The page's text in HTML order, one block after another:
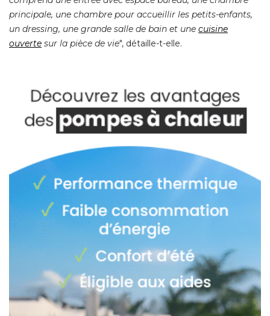
principale, une chambre pour accueillir les petits-enfants,
un dressing, une grande salle de bain et une cuisine
ouverte sur la pièce de vie", détaille-t-elle.